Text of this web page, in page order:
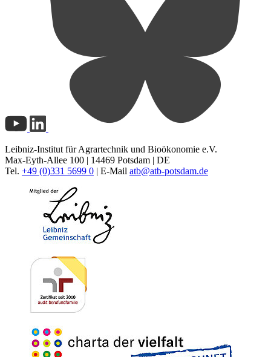
Leibniz-Institut für Agrartechnik und Bioökonomie e.V.
Max-Eyth-Allee 100 | 14469 Potsdam | DE
Tel. +49 (0)331 5699 0 | E-Mail atb@atb-potsdam.de